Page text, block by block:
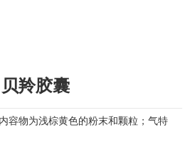
贝羚胶囊
容物为浅棕黄色的粉末和颗粒；气特